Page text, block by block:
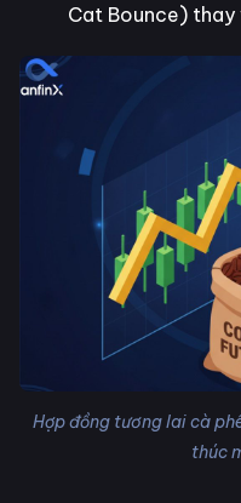
Cat Bounce)
Hợp đồng tương lai cà
thúc